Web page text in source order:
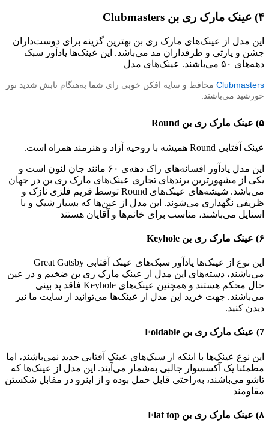
۴) عینک‌‌ مارک ری بن Clubmasters
این مدل از عینک‌های مارک ری بن بهترین گزینه برای دوست‌داران
جشن و پارتی و طرفداران مد می‎‌باشد. این عینک‌ها یادآور سبک
دهه‌های ۵۰ می‌باشند. عینک‌های مدل
Clubmasters محافظ و سایه افکن خوبی رای شما به‌هنگام تابش شدید نور
خورشید می‌باشند
۵) عینک‌‌ مارک ری بن Round
عینک آفتابی Round همیشه با روحیه آزاد و هنرمند همراه است.
این مدل یادآور افسانه‌های راک دهه‌ی ۶۰ مانند جان لنون است و
یکی از مشهورترین برندهای تجاری عینک‌های مارک ری بن در جهان
می‌باشد. شیشه‌های عینک‌های Round توسط فریم فلزی نازک و
ظریفی نگهداری می‌شوند. این مدل از عین‌ها که بسیار شیک و با
استایل می‌باشند، مناسب برای خانم‌ها و آقایان هستند
۶) عینک‌‌ مارک ری‌ بن Keyhole
این نوع از عینک‌ها یادآور سبک‌های عینک آفتابی Great Gatsby
می‌باشند، دسته‌های این مدل از عینک‌‌ مارک ری‌ بن ضخیم و در عین
حال محکم هستند و همچنین عینک‌های Keyhole فاقد پد بینی
می‌باشند. جهت خرید این مدل از عینک‌ها می‌توانید از سایت ما نیز
دیدن کنید.
7) عینک‌‌ مارک ری بن Foldable
این نوع عینک‌ها با اینکه از سبک‌های عینک آفتابی جدید نمی‌باشند، اما
مطمئنا یک آکسسوار جالبی به‌شمار می‌آیند. این مدل از عینک‌ها که
تاشو می‌باشند، به‌راحتی قابل حمل بوده و از اینرو در مقابل شکستن
مقاومند
۸) عینک‌‌ مارک ری بن Flat top